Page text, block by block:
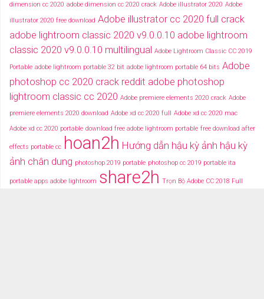
dimension cc 2020 adobe dimension cc 2020 crack Adobe illustrator 2020 Adobe
illustrator 2020 free download Adobe illustrator cc 2020 full crack
adobe lightroom classic 2020 v9.0.0.10 adobe lightroom
classic 2020 v9.0.0.10 multilingual Adobe Lightroom Classic CC 2019
Portable adobe lightroom portable 32 bit adobe lightroom portable 64 bits Adobe
photoshop cc 2020 crack reddit adobe photoshop
lightroom classic cc 2020 Adobe premiere elements 2020 crack Adobe
premiere elements 2020 download Adobe xd cc 2020 full Adobe xd cc 2020 mac
Adobe xd cc 2020 portable download free adobe lightroom portable free download after
effects portable cc hoan2h Hướng dẫn hậu kỳ ảnh hậu kỳ
ảnh chân dung photoshop 2019 portable photoshop cc 2019 portable ita
portable apps adobe lightroom share2h Trọn Bộ Adobe CC 2018 Full